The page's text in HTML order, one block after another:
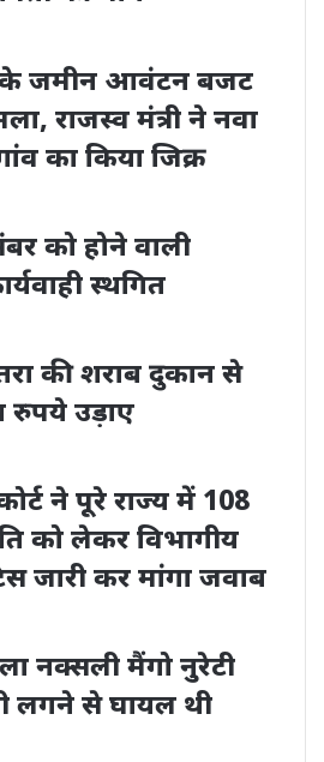
के जमीन आवंटन बजट
राजस्व मंत्री ने नवा
का किया जिक्र
को होने वाली
स्थगित
की शराब दुकान से
रुपये उड़ाए
ने पूरे राज्य में 108
को लेकर विभागीय
जारी कर मांगा जवाब
नक्सली मैंगो नुरेटी
लगने से घायल थी